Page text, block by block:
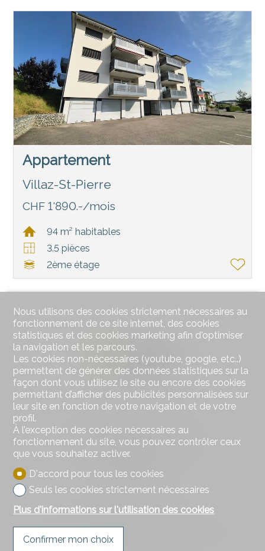
Appartement
Villaz-St-Pierre
CHF 1'890.-/mois
94 m² habitables
3.5 pièces
2ème étage
Contactez-nous
DSI Donzallaz Services Immobiliers Sàrl
Rue de l'Industrie 8
Tél.
026 919 17 17
info@d-si.ch
Restez connecté
gratuitement.
Nous utilisons des cookies strictement nécessaires au
fonctionnement de ce site internet, des cookies
statistiques et des cookies marketing afin d'optimiser
la navigation et les parcours.
Les cookies non-nécessaires (youtube, google, etc..)
permettent de générer des données statistiques sur la
façon dont vous utilisez le site ou encore des cookies
permettant d’afficher des publicités personnalisées sur
leur site en fonction de votre navigation et de votre
profil.
À l’exception des cookies nécessaires au
fonctionnement du site, vous pouvez contrôler ceux
que vous souhaitez activer.
D'accord pour tous les cookies
Seuls les cookies strictement nécessaires
Plus d'informations sur l'utilisation des cookies
Confirmer mon choix